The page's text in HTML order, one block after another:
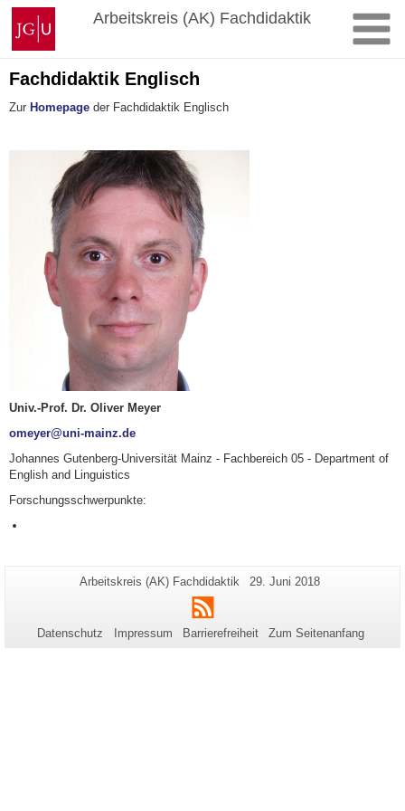
Zum
Inhalt
springen
Johannes
Gutenberg-
Universität
Mainz
Arbeitskreis (AK) Fachdidaktik
Fachdidaktik Englisch
Zur Homepage der Fachdidaktik Englisch
Univ.-Prof. Dr. Oliver Meyer
omeyer@uni-mainz.de
Johannes Gutenberg-Universität Mainz - Fachbereich 05 - Department of
English and Linguistics
Forschungsschwerpunkte:
Zusätzliche
Informationen
zu
dieser
Seiten-
Arbeitskreis (AK) Fachdidaktik
Letzte
29. Juni 2018
RSS
Datenschutz Impressum Barrierefreiheit Zum Seitenanfang